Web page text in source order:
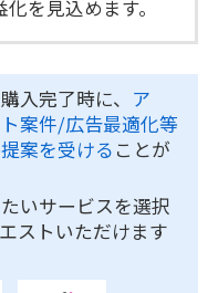
を見込めます。
入完了時に、 ア
案件/広告最適化等
案を受ける ことが
いサービスを選択
ストいただけます